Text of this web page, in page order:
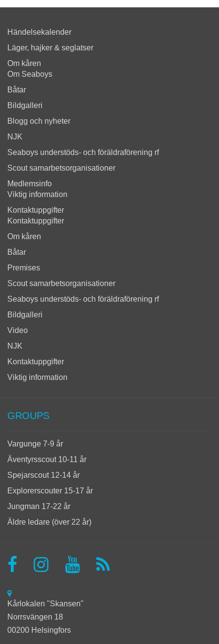
Händelsekalender
Läger, hajker & seglatser
Om kåren
Om Seaboys
Båtar
Bildgalleri
Blogg och nyheter
NJK
Seaboys understöds- och föräldraförening rf
Scout samarbetsorganisationer
Medlemsinfo
Viktig information
Kontaktuppgifter
Kontaktuppgifter
Om kåren
Båtar
Premises
Scout samarbetsorganisationer
Seaboys understöds- och föräldraförening rf
Bildgalleri
Video
NJK
Kontaktuppgifter
Viktig information
GROUPS
Vargunge 7-9 år
Äventyrsscout 10-11 år
Spejarscout 12-14 år
Explorerscouter 15-17 år
Jungman 17-22 år
Äldre ledare (över 22 år)
Kårlokalen "Skansen"
Norrsvängen 18
00200 Helsingfors